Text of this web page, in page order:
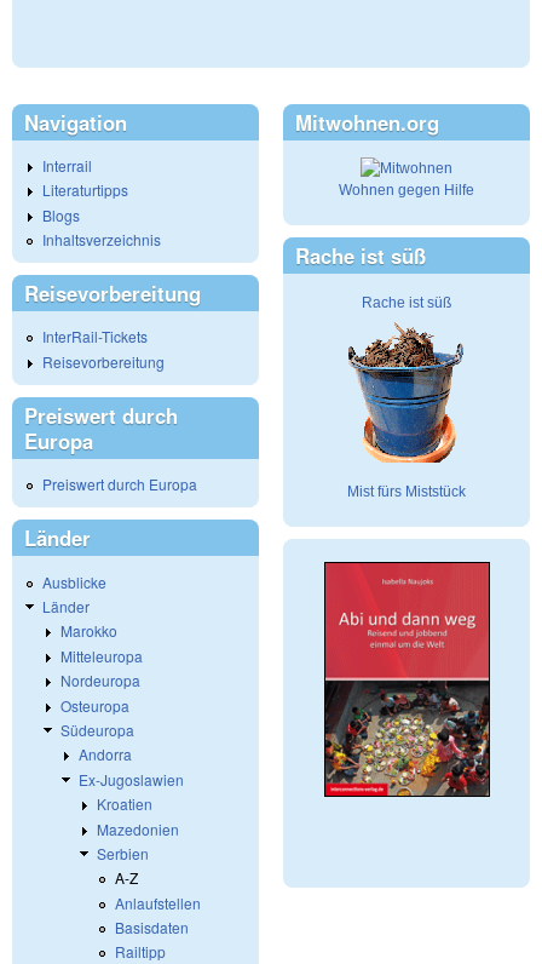
Navigation
Interrail
Literaturtipps
Blogs
Inhaltsverzeichnis
Reisevorbereitung
InterRail-Tickets
Reisevorbereitung
Preiswert durch
Europa
Preiswert durch Europa
Länder
Ausblicke
Länder
Marokko
Mitteleuropa
Nordeuropa
Osteuropa
Südeuropa
Andorra
Ex-Jugoslawien
Kroatien
Mazedonien
Serbien
A-Z
Anlaufstellen
Basisdaten
Railtipp
Mitwohnen.org
Wohnen gegen Hilfe
Rache ist süß
Rache ist süß
Mist fürs Miststück